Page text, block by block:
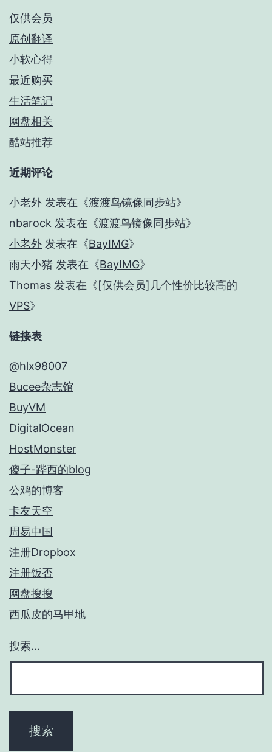
仅供会员
原创翻译
小软心得
最近购买
生活笔记
网盘相关
酷站推荐
近期评论
小老外 发表在《渡渡鸟镜像同步站》
nbarock 发表在《渡渡鸟镜像同步站》
小老外 发表在《BayIMG》
雨天小猪 发表在《BayIMG》
Thomas 发表在《[仅供会员]几个性价比较高的
VPS》
链接表
@hlx98007
Bucee杂志馆
BuyVM
DigitalOcean
HostMonster
傻子-跸西的blog
公鸡的博客
卡友天空
周易中国
注册Dropbox
注册饭否
网盘搜搜
西瓜皮的马甲地
搜索…